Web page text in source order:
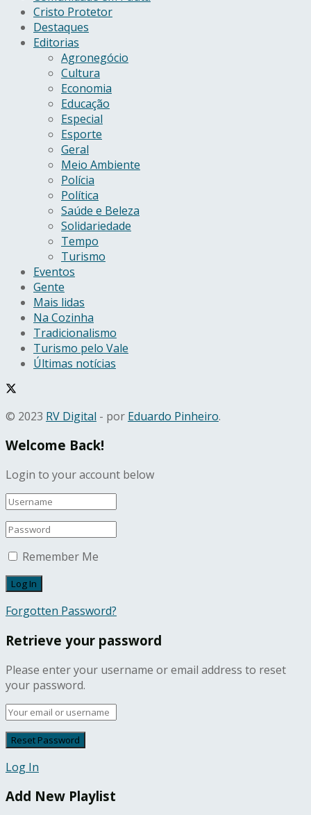
Cristo Protetor
Destaques
Editorias
Agronegócio
Cultura
Economia
Educação
Especial
Esporte
Geral
Meio Ambiente
Polícia
Política
Saúde e Beleza
Solidariedade
Tempo
Turismo
Eventos
Gente
Mais lidas
Na Cozinha
Tradicionalismo
Turismo pelo Vale
Últimas notícias
© 2023 RV Digital - por Eduardo Pinheiro.
Welcome Back!
Login to your account below
Remember Me
Forgotten Password?
Retrieve your password
Please enter your username or email address to reset
your password.
Log In
Add New Playlist